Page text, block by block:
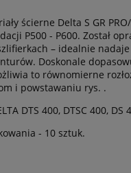
ścierne Delta S GR
P500 - P600. Został
– idealnie
Doskonale
to równomierne
i powstawaniu rys. .
DTS 400, DTSC 400, DS
- 10 sztuk.